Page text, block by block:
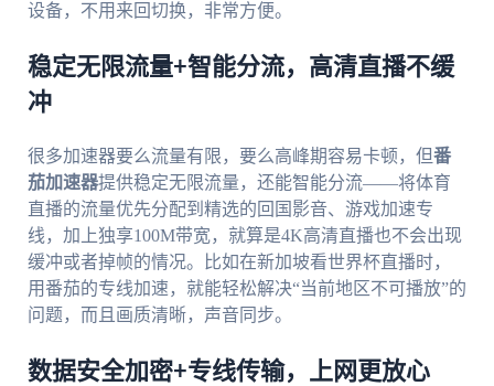
设备，不用来回切换，非常方便。
稳定无限流量+智能分流，高清直播不缓
冲
很多加速器要么流量有限，要么高峰期容易卡顿，但番
茄加速器提供稳定无限流量，还能智能分流——将体育
直播的流量优先分配到精选的回国影音、游戏加速专
线，加上独享100M带宽，就算是4K高清直播也不会出现
缓冲或者掉帧的情况。比如在新加坡看世界杯直播时，
用番茄的专线加速，就能轻松解决“当前地区不可播放”的
问题，而且画质清晰，声音同步。
数据安全加密+专线传输，上网更放心